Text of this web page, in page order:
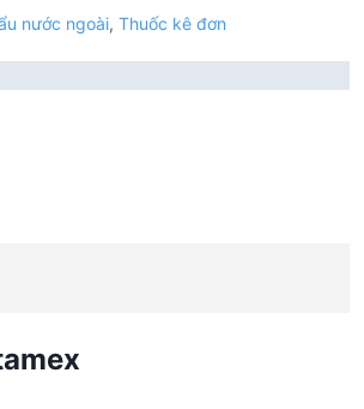
nước ngoài, Thuốc kê đơn